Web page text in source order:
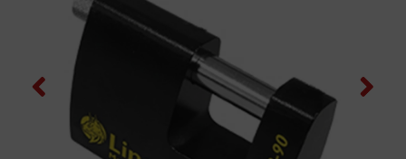
Previous